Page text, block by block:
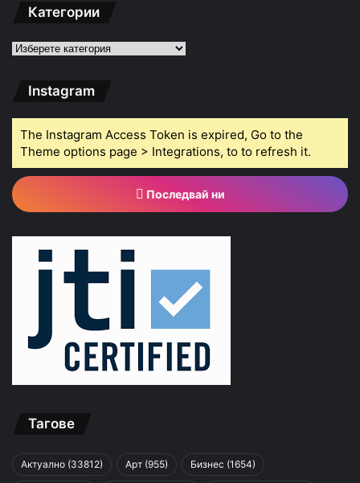
Категории
Категории
Instagram
The Instagram Access Token is expired, Go to the
Theme options page > Integrations, to to refresh it.
Последвай ни
Тагове
Актуално (33812) Арт (955) Бизнес (1654)